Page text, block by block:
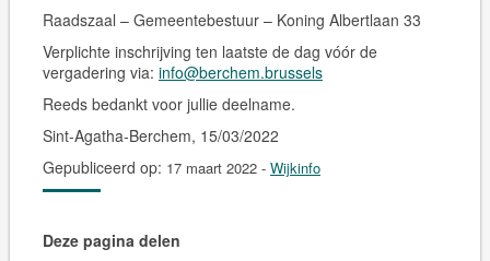
Raadszaal – Gemeentebestuur – Koning Albertlaan 33
Verplichte inschrijving ten laatste de dag vóór de
vergadering via: info@berchem.brussels
Reeds bedankt voor jullie deelname.
Sint-Agatha-Berchem, 15/03/2022
Gepubliceerd op: 17 maart 2022 - Wijkinfo
Deze pagina delen